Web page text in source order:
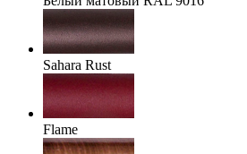
Sahara Rust
Flame